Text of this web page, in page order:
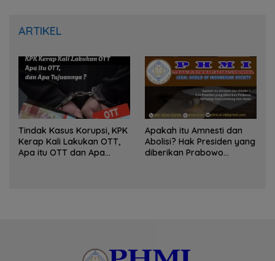
ARTIKEL
Tindak Kasus Korupsi, KPK
Kerap Kali Lakukan OTT,
Apa itu OTT dan Apa
Apakah itu Amnesti dan
Abolisi? Hak Presiden yang
diberikan Prabowo